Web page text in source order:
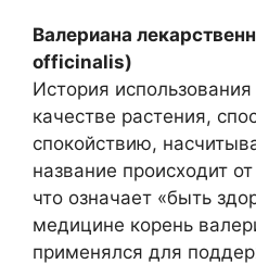
Валериана
officinalis)
История
качестве растения,
спокойствию,
название происходит
что означает «быть
медицине корень
применялся для